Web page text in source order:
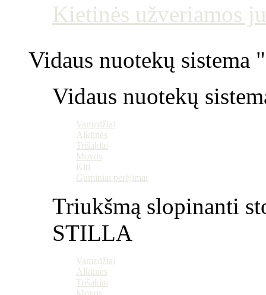
Kietinės
Vidaus nuotekų
Vidaus nuotekų
Vamzdžiai
Alkūnės
Trišakiai
Movos
Kiti
Guminiai perėjimai
Triukšmą slopinanti
STILLA
Vamzdžiai
Alkūnės
Trišakiai